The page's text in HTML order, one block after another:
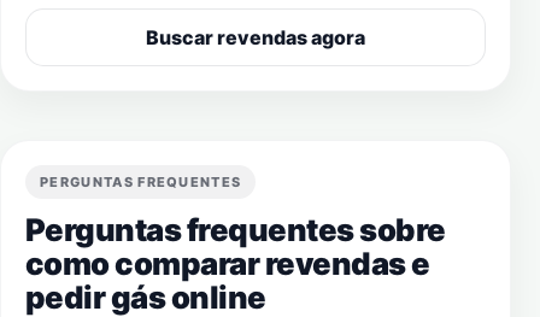
Buscar revendas agora
PERGUNTAS FREQUENTES
Perguntas frequentes sobre
como comparar revendas e
pedir gás online